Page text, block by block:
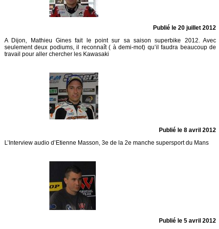
Publié le 20 juillet 2012
A Dijon, Mathieu Gines fait le point sur sa saison superbike 2012. Avec
seulement deux podiums, il reconnaît ( à demi-mot) qu’il faudra beaucoup de
travail pour aller chercher les Kawasaki
Publié le 8 avril 2012
L’Interview audio d’Etienne Masson, 3e de la 2e manche supersport du Mans
Publié le 5 avril 2012